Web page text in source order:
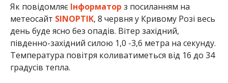
Як повідомляє Інформатор з посиланням на
метеосайт SINOPTIK, 8 червня у Кривому Розі весь
день буде ясно без опадів. Вітер західний,
південно-західний силою 1,0 -3,6 метра на секунду.
Температура повітря коливатиметься від 16 до 34
градусів тепла.